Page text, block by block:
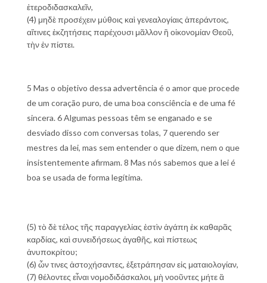
ἑτεροδιδασκαλεῖν,
(4) μηδὲ προσέχειν μύθοις καὶ γενεαλογίαις ἀπεράντοις,
αἵτινες ἐκζητήσεις παρέχουσι μᾶλλον ἢ οἰκονομίαν Θεοῦ,
τὴν ἐν πίστει.
5 Mas o objetivo dessa advertência é o amor que procede
de um coração puro, de uma boa consciência e de uma fé
sincera. 6 Algumas pessoas têm se enganado e se
desviado disso com conversas tolas, 7 querendo ser
mestres da lei, mas sem entender o que dizem, nem o que
insistentemente afirmam. 8 Mas nós sabemos que a lei é
boa se usada de forma legítima.
(5) τὸ δὲ τέλος τῆς παραγγελίας ἐστὶν ἀγάπη ἐκ καθαρᾶς
καρδίας, καὶ συνειδήσεως ἀγαθῆς, καὶ πίστεως
ἀνυποκρίτου;
(6) ὧν τινες ἀστοχήσαντες, ἐξετράπησαν εἰς ματαιολογίαν,
(7) θέλοντες εἶναι νομοδιδάσκαλοι, μὴ νοοῦντες μήτε ἃ